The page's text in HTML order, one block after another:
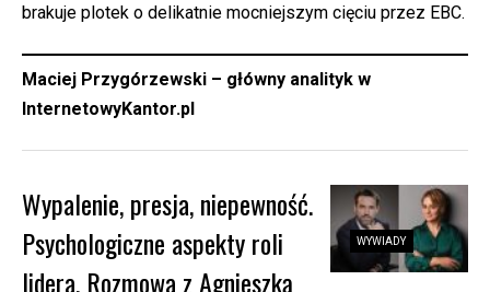
brakuje plotek o delikatnie mocniejszym cięciu przez EBC.
Maciej Przygórzewski – główny analityk w
InternetowyKantor.pl
WYWIADY
Wypalenie, presja, niepewność.
Psychologiczne aspekty roli
lidera. Rozmowa z Agnieszką